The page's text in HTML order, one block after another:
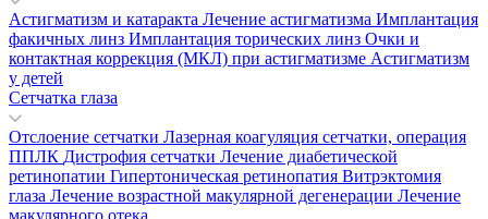
Астигматизм и катаракта Лечение астигматизма Имплантация
факичных линз Имплантация торических линз Очки и
контактная коррекция (МКЛ) при астигматизме Астигматизм
у детей
Сетчатка глаза
Отслоение сетчатки Лазерная коагуляция сетчатки, операция
ППЛК Дистрофия сетчатки Лечение диабетической
ретинопатии Гипертоническая ретинопатия Витрэктомия
глаза Лечение возрастной макулярной дегенерации Лечение
макулярного отека